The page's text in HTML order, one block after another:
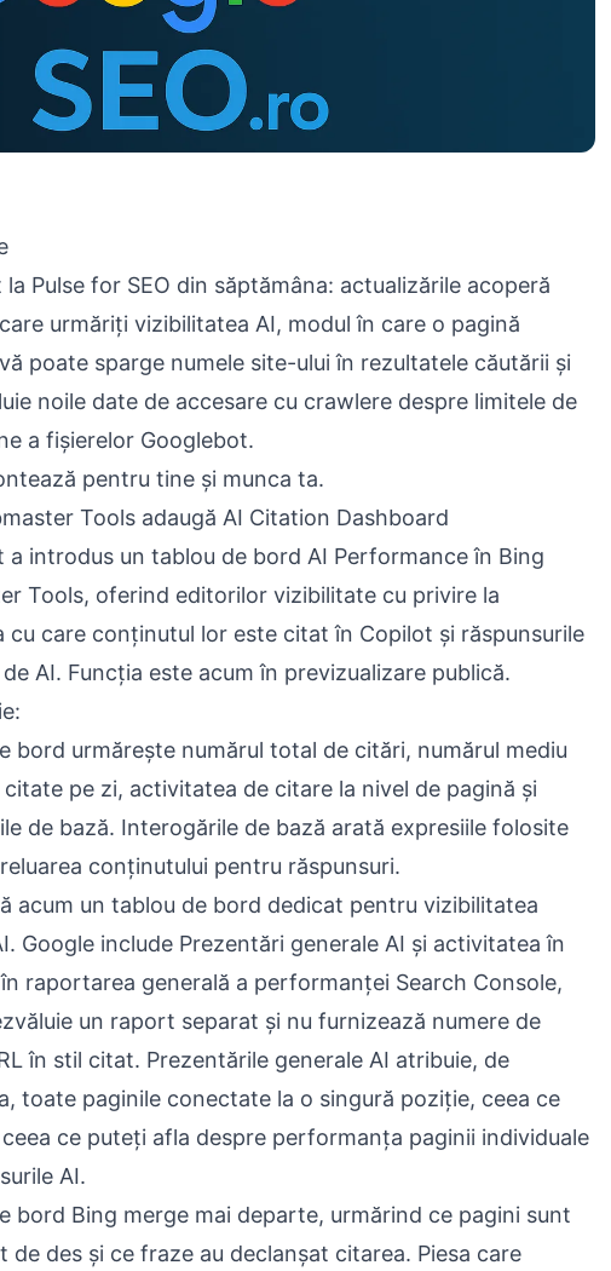
la Pulse for SEO din săptămâna: actualizările acoperă
urmăriți vizibilitatea AI, modul în care o pagină
poate sparge numele site-ului în rezultatele căutării și
noile date de accesare cu crawlere despre limitele de
a fișierelor Googlebot.
pentru tine și munca ta.
Tools adaugă AI Citation Dashboard
a introdus un tablou de bord AI Performance în Bing
Tools, oferind editorilor vizibilitate cu privire la
cu care conținutul lor este citat în Copilot și răspunsurile
AI. Funcția este acum în previzualizare publică.
bord urmărește numărul total de citări, numărul mediu
citate pe zi, activitatea de citare la nivel de pagină și
de bază. Interogările de bază arată expresiile folosite
conținutului pentru răspunsuri.
acum un tablou de bord dedicat pentru vizibilitatea
Google include Prezentări generale AI și activitatea în
raportarea generală a performanței Search Console,
un raport separat și nu furnizează numere de
în stil citat. Prezentările generale AI atribuie, de
toate paginile conectate la o singură poziție, ceea ce
ce puteți afla despre performanța paginii individuale
AI.
bord Bing merge mai departe, urmărind ce pagini sunt
de des și ce fraze au declanșat citarea. Piesa care